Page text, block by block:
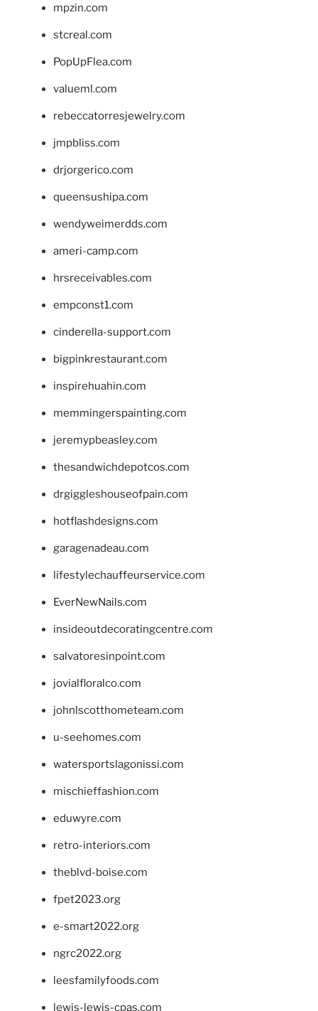
mpzin.com
stcreal.com
PopUpFlea.com
valueml.com
rebeccatorresjewelry.com
jmpbliss.com
drjorgerico.com
queensushipa.com
wendyweimerdds.com
ameri-camp.com
hrsreceivables.com
empconst1.com
cinderella-support.com
bigpinkrestaurant.com
inspirehuahin.com
memmingerspainting.com
jeremypbeasley.com
thesandwichdepotcos.com
drgiggleshouseofpain.com
hotflashdesigns.com
garagenadeau.com
lifestylechauffeurservice.com
EverNewNails.com
insideoutdecoratingcentre.com
salvatoresinpoint.com
jovialfloralco.com
johnlscotthometeam.com
u-seehomes.com
watersportslagonissi.com
mischieffashion.com
eduwyre.com
retro-interiors.com
theblvd-boise.com
fpet2023.org
e-smart2022.org
ngrc2022.org
leesfamilyfoods.com
lewis-lewis-cpas.com